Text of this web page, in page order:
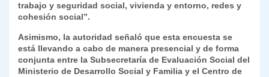
trabajo y seguridad social, vivienda y entorno, redes y
cohesión social”.
Asimismo, la autoridad señaló que esta encuesta se
está llevando a cabo de manera presencial y de forma
conjunta entre la Subsecretaría de Evaluación Social del
Ministerio de Desarrollo Social y Familia y el Centro de